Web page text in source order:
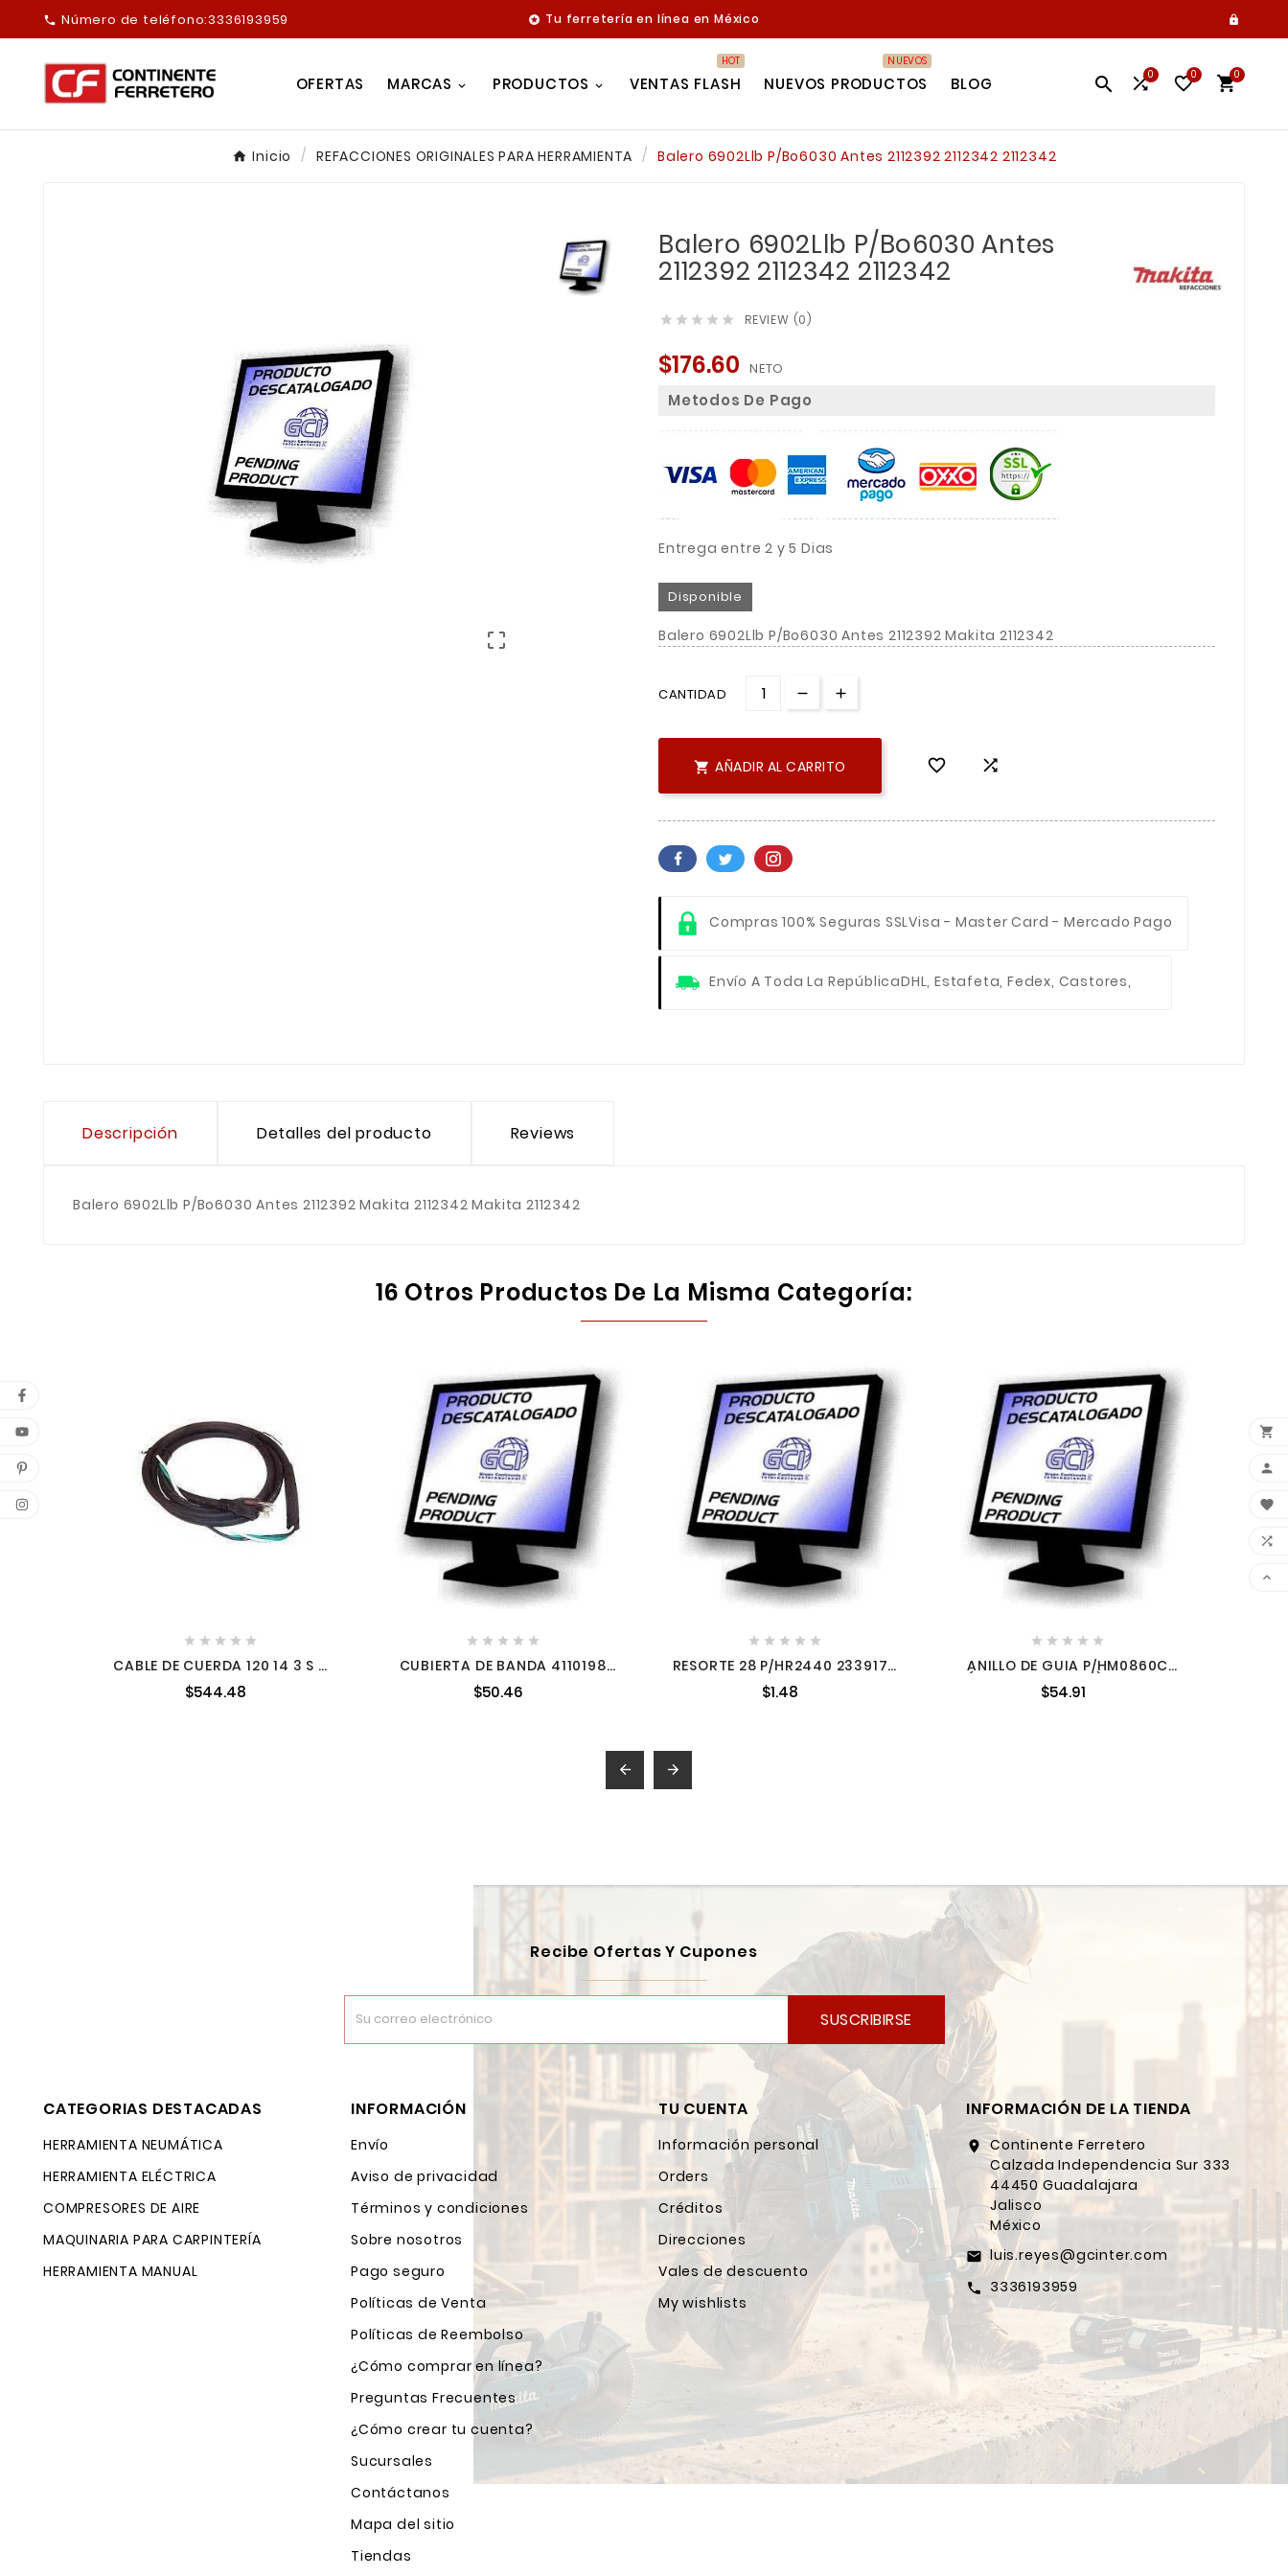
 Número de teléfono:3336193959  Tu ferretería en línea en México 
OFERTAS MARCAS PRODUCTOS VENTAS FLASH
HOT
NUEVOS PRODUCTOS
NUEVOS
BLOG  0 0 0
Inicio REFACCIONES ORIGINALES PARA HERRAMIENTA Balero 6902Llb P/Bo6030 Antes 2112392 2112342 2112342

Balero 6902Llb P/Bo6030 Antes
2112392 2112342 2112342
     REVIEW (0)
$176.60 NETO
Metodos De Pago
Entrega entre 2 y 5 Dias
Disponible
Balero 6902Llb P/Bo6030 Antes 2112392 Makita 2112342
CANTIDAD
 AÑADIR AL CARRITO  
Compras 100% Seguras SSLVisa - Master Card - Mercado Pago
Envío A Toda La RepúblicaDHL, Estafeta, Fedex, Castores,
Descripción Detalles del producto Reviews
Balero 6902Llb P/Bo6030 Antes 2112392 Makita 2112342 Makita 2112342
16 Otros Productos De La Misma Categoría:
    
CABLE DE CUERDA 120 14 3 S 9
$544.48
    
CUBIERTA DE BANDA 4110198
$50.46
    
RESORTE 28 P/HR2440 2339174
2339174
$1.48
    
ANILLO DE GUIA P/HM0860C
(ANTES 450097-3) 4516396
4516396
$54.91
 
Recibe Ofertas Y Cupones
SUSCRIBIRSE
CATEGORIAS DESTACADAS
HERRAMIENTA NEUMÁTICA
HERRAMIENTA ELÉCTRICA
COMPRESORES DE AIRE
MAQUINARIA PARA CARPINTERÍA
HERRAMIENTA MANUAL
INFORMACIÓN
Envío
Aviso de privacidad
Términos y condiciones
Sobre nosotros
Pago seguro
Políticas de Venta
Políticas de Reembolso
¿Cómo comprar en línea?
Preguntas Frecuentes
¿Cómo crear tu cuenta?
Sucursales
Contáctanos
Mapa del sitio
Tiendas
TU CUENTA
Información personal
Orders
Créditos
Direcciones
Vales de descuento
My wishlists
INFORMACIÓN DE LA TIENDA
location_on Continente Ferretero
Calzada Independencia Sur 333
44450 Guadalajara
Jalisco
México
email luis.reyes@gcinter.com
call 3336193959




